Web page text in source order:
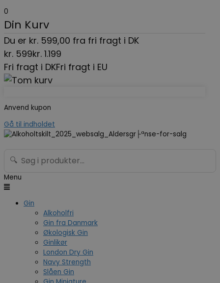
0
Din Kurv
Du er kr. 599,00 fra fri fragt i DK
kr. 599kr. 1.199
Fri fragt i DKFri fragt i EU
Anvend kupon
Gå til indholdet
🔍
Menu
Gin
Alkoholfri
Gin fra Danmark
Økologisk Gin
Ginlikør
London Dry Gin
Navy Strength
Slåen Gin